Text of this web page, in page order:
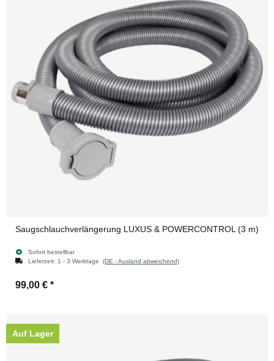
Saugschlauchverlängerung LUXUS & POWERCONTROL (3 m)
Sofort bestellbar
Lieferzeit: 1 - 3 Werktage (DE - Ausland abweichend)
99,00 € *
Auf Lager